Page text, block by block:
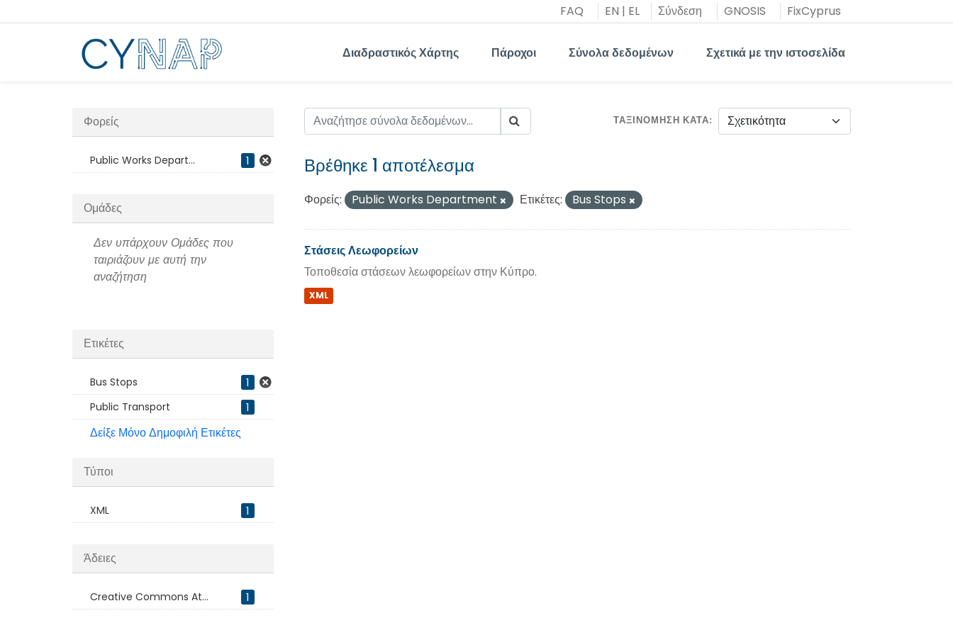
στο
FAQ EN | EL Σύνδεση GNOSIS FixCyprus
Διαδραστικός Χάρτης Πάροχοι Σύνολα δεδομένων Σχετικά με την ιστοσελίδα
Φορείς
Public Works Depart... 1
Ομάδες
Δεν υπάρχουν Ομάδες που
ταιριάζουν με αυτή την
αναζήτηση
Ετικέτες
Bus Stops 1
Public Transport 1
Δείξε Μόνο Δημοφιλή Ετικέτες
Τύποι
XML 1
Άδειες
Creative Commons At... 1
ΤΑΞΙΝΌΜΗΣΗ ΚΑΤΆ
Βρέθηκε 1 αποτέλεσμα
Φορείς: Public Works Department Ετικέτες: Bus Stops
Στάσεις Λεωφορείων
Τοποθεσία στάσεων λεωφορείων στην Κύπρο.
XML